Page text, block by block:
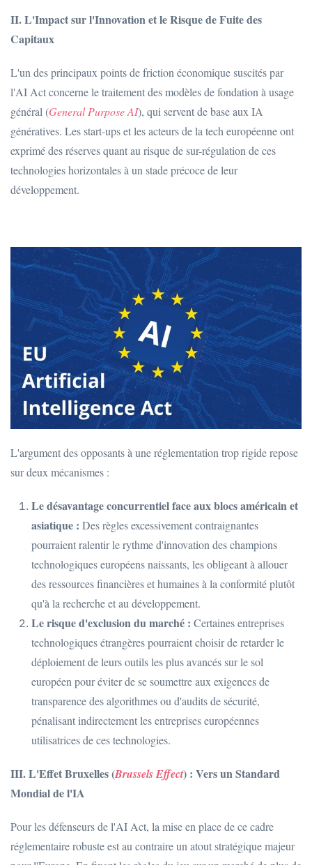
II. L'Impact sur l'Innovation et le Risque de Fuite des
Capitaux
L'un des principaux points de friction économique suscités par
l'AI Act concerne le traitement des modèles de fondation à usage
général (General Purpose AI), qui servent de base aux IA
génératives. Les start-ups et les acteurs de la tech européenne ont
exprimé des réserves quant au risque de sur-régulation de ces
technologies horizontales à un stade précoce de leur
développement.
L'argument des opposants à une réglementation trop rigide repose
sur deux mécanismes :
Le désavantage concurrentiel face aux blocs américain et
asiatique : Des règles excessivement contraignantes
pourraient ralentir le rythme d'innovation des champions
technologiques européens naissants, les obligeant à allouer
des ressources financières et humaines à la conformité plutôt
qu'à la recherche et au développement.
Le risque d'exclusion du marché : Certaines entreprises
technologiques étrangères pourraient choisir de retarder le
déploiement de leurs outils les plus avancés sur le sol
européen pour éviter de se soumettre aux exigences de
transparence des algorithmes ou d'audits de sécurité,
pénalisant indirectement les entreprises européennes
utilisatrices de ces technologies.
III. L'Effet Bruxelles (Brussels Effect) : Vers un Standard
Mondial de l'IA
Pour les défenseurs de l'AI Act, la mise en place de ce cadre
réglementaire robuste est au contraire un atout stratégique majeur